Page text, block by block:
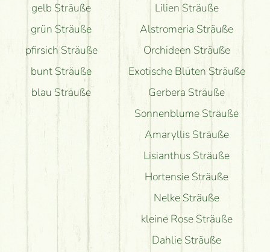
gelb Sträuße
grün Sträuße
pfirsich Sträuße
bunt Sträuße
blau Sträuße
Lilien Sträuße
Alstromeria Sträuße
Orchideen Sträuße
Exotische Blüten Sträuße
Gerbera Sträuße
Sonnenblume Sträuße
Amaryllis Sträuße
Lisianthus Sträuße
Hortensie Sträuße
Nelke Sträuße
kleine Rose Sträuße
Dahlie Sträuße